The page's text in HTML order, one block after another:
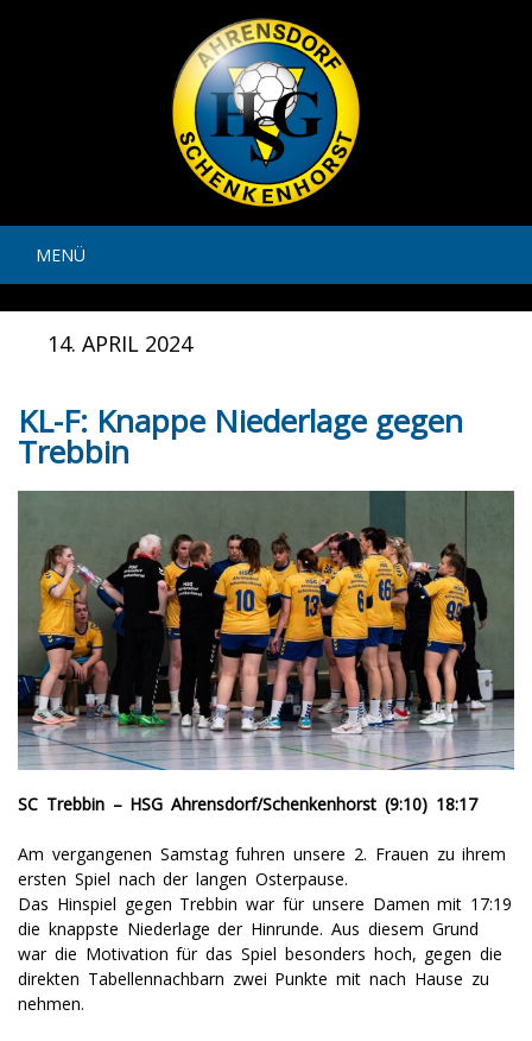
MENÜ
14. APRIL 2024
KL-F: Knappe Niederlage gegen
Trebbin
SC Trebbin – HSG Ahrensdorf/Schenkenhorst (9:10) 18:17
Am vergangenen Samstag fuhren unsere 2. Frauen zu ihrem
ersten Spiel nach der langen Osterpause.
Das Hinspiel gegen Trebbin war für unsere Damen mit 17:19
die knappste Niederlage der Hinrunde. Aus diesem Grund
war die Motivation für das Spiel besonders hoch, gegen die
direkten Tabellennachbarn zwei Punkte mit nach Hause zu
nehmen.